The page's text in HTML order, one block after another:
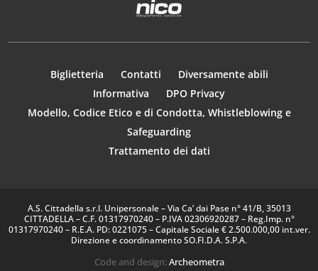
Biglietteria Contatti
Diversamente abili
Informativa
DPO Privacy
Modello, Codice Etico e di Condotta, Whistleblowing e
Safeguarding
Trattamento dei dati
A.S. Cittadella s.r.l. Unipersonale – Via Ca’ dai Pase n° 41/B, 35013
CITTADELLA – C.F. 01317970240 – P.IVA 02306920287 – Reg.Imp. n°
01317970240 – R.E.A. PD: 0221075 – Capitale Sociale € 2.500.000,00 int.ver.
Direzione e coordinamento SO.FI.D.A. S.P.A.
Code and design:Archeometra